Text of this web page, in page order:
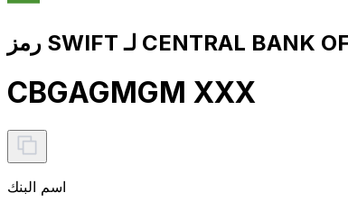
CBGAGMGM XXX
اسم البنك